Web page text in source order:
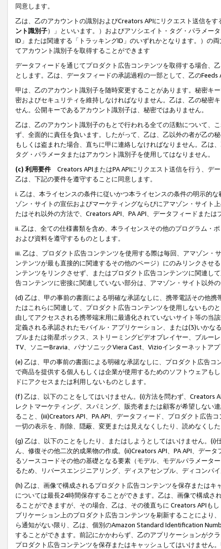
同意します。
乙は、乙のアカウントの識別およびCreators APIにリクエスト送信を
ント識別子）」といいます。）およびアソシエイト・タグ・パラメー
ID」または関連する「トラッキングID」のいずれかとなります。）の
てアカウント識別子を取得することができます
データフィードを通じてプロダクト広告コンテンツを取得する場合、
とします。乙は、データフィードの承認過程の一部として、乙の
甲は、乙のアカウント識別子を随時変更することがあります。秘密キ
密およびセキュリティを維持しなければなりません。乙は、乙の秘密
せん。公開キーであるアカウント識別子は、秘密ではありません。
乙は、乙のアカウント識別子のもとで行われる全ての活動について、
ず、全面的に責任を負います。したがって、乙は、乙以外の者が乙の
もしくは盗まれた場合、直ちに甲に連絡しなければなりません。乙は
タグ・パラメータまたはアカウント識別子を使用してはなりません。
(c) 利用要件 Creators APIまたはPA APIにリクエスト送信を行う、デ
乙は、下記の要件を遵守することに同意します。
i. 乙は、本ライセンスの条件に従いかつ本ライセンスの条件の明示的
ゾン・サイトの宣伝およびマーケティングならびにアマゾン・サイト
たはそれ以外の方法で、Creators API、PA API、データフィードまた
ii. 乙は、全ての仕様書類を含め、本ライセンスその他のプログラム・
および資料を遵守するものとします。
iii. 乙は、プロダクト広告コンテンツを使用する際は毎回、アマゾン
ンテンツが最も直接的に関連するその他のページ）にのみリンクさせ
ンテンツをリンクさせず、またはプロダクト広告コンテンツに関連し
告コンテンツに密接に関連していない部分は、アマゾン・サイト以外
(d) 乙は、甲の事前の書面による明確な承諾なしに、携帯電話その他
たはこれらに関連して、プロダクト広告コンテンツを使用しないもの
由してアクセスされる携帯端末用に最適化されていないサイト等の当
定義される承認されたモバイル・アプリケーション、または(3)いか
ブルまたは衛星ボックス、ストリーミングビデオプレイヤー、ブルー
TV、ソニーBravia、パナソニックViera Cast、Vizioインターネットア
(e) 乙は、甲の事前の書面による明確な承諾なしに、プロダクト広告
で商品を提供する個人もしくは企業が使用するためのソフトウェアも
ドにアクセスまたは利用しないものとします。
(f) 乙は、以下のことをしてはいけません。(i)方法を問わず、Creators
レクトマーケティング、スパミング、販売者または顧客が希望しない
ること、(iii)Creators API、PA API、データフィード、プロダクト広告
一切の表示を、削除、隠蔽、変更または見えなくしたり、読めなくし
(g) 乙は、以下のことをしたり、またはしようとしてはいけません。
ん、修復その他二次的成果物の作成。(ii)Creators API、PA API、デー
るソースコードその他の基礎となる要素（モデル、モデルパラメータ
るため、リバースエンジニアリング、ディスアセンブル、ディコンパ
(h) 乙は、画像で構成されるプロダクト広告コンテンツを保存または
については最長24時間保存することができます。乙は、画像で構成
ることができますが、その場合、乙は、その後直ちに Creators APIも
プリケーション上のプロダクト広告コンテンツを刷新することにより
ら通知がない限り、乙は、個別のAmazon Standard Identification
することができます。前記にかかわらず、乙のアプリケーションがク
プロダクト広告コンテンツを保存またはキャッシュしてはいけません